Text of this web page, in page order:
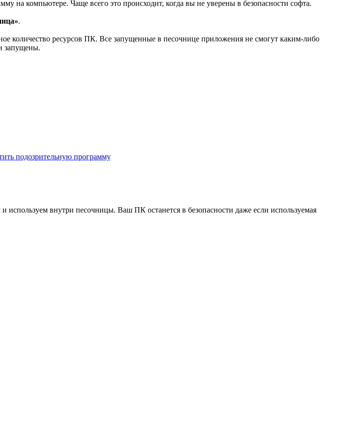
на компьютере. Чаще всего это происходит, когда вы не уверены в безопасности софта.
.
количество ресурсов ПК. Все запущенные в песочнице приложения не смогут каким-либо
запущены.
внутри песочницы. Ваш ПК останется в безопасности даже если используемая